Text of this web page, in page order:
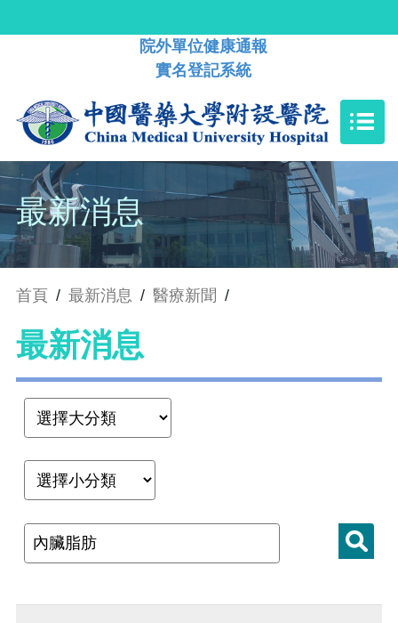
院外單位健康通報
實名登記系統
最新消息
首頁 / 最新消息 / 醫療新聞 /
最新消息